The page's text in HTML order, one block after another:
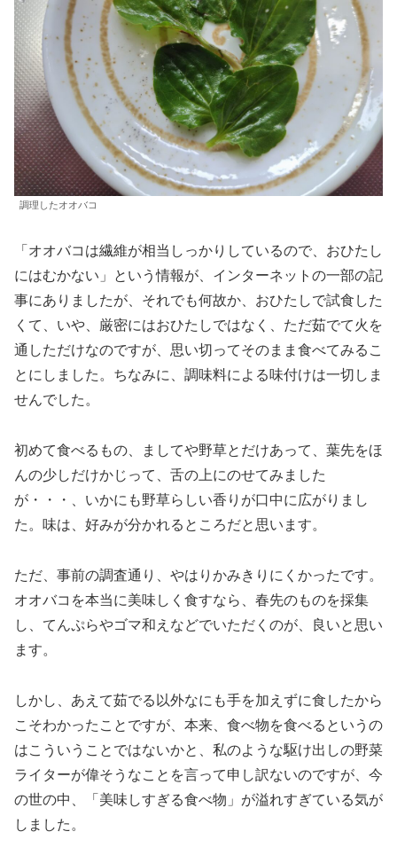
調理したオオバコ
「オオバコは繊維が相当しっかりしているので、おひたし
にはむかない」という情報が、インターネットの一部の記
事にありましたが、それでも何故か、おひたしで試食した
くて、いや、厳密にはおひたしではなく、ただ茹でて火を
通しただけなのですが、思い切ってそのまま食べてみるこ
とにしました。ちなみに、調味料による味付けは一切しま
せんでした。
初めて食べるもの、ましてや野草とだけあって、葉先をほ
んの少しだけかじって、舌の上にのせてみました
が・・・、いかにも野草らしい香りが口中に広がりまし
た。味は、好みが分かれるところだと思います。
ただ、事前の調査通り、やはりかみきりにくかったです。
オオバコを本当に美味しく食すなら、春先のものを採集
し、てんぷらやゴマ和えなどでいただくのが、良いと思い
ます。
しかし、あえて茹でる以外なにも手を加えずに食したから
こそわかったことですが、本来、食べ物を食べるというの
はこういうことではないかと、私のような駆け出しの野菜
ライターが偉そうなことを言って申し訳ないのですが、今
の世の中、「美味しすぎる食べ物」が溢れすぎている気が
しました。